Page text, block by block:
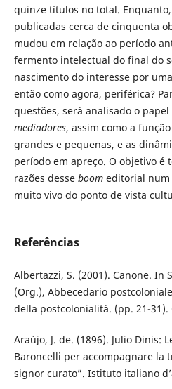
quinze títulos no total.
publicadas cerca de cinquenta
mudou em relação ao período
fermento intelectual do final do
nascimento do interesse por
então como agora, periférica?
questões, será analisado o
mediadores, assim como a
grandes e pequenas, e as
período em apreço. O objetivo é
razões desse boomeditorial num
muito vivo do ponto de vista
Referências
Albertazzi, S. (2001). Canone. In
(Org.), Abbecedario
della postcolonialità. (pp. 21-31).
Araújo, J. de. (1896). Julio Dinis:
Baroncelli per accompagnare la
signor curato”. Istituto italiano